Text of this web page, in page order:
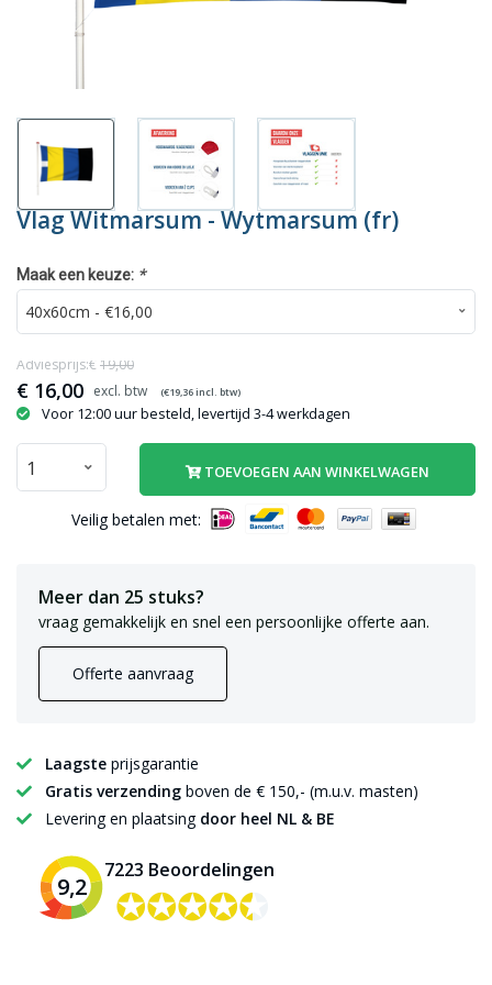
Vlag Witmarsum - Wytmarsum (fr)
Maak een keuze: *
€ 16,00 (€19,36incl. btw)
Adviesprijs:€ 19,00
Voor 12:00 uur besteld, levertijd 3-4 werkdagen
TOEVOEGEN AAN WINKELWAGEN
Veilig betalen met:
Meer dan 25 stuks?
vraag gemakkelijk en snel een persoonlijke offerte aan.
Offerte aanvraag
Laagste prijsgarantie
Gratis verzending boven de € 150,- (m.u.v. masten)
Levering en plaatsing door heel NL & BE
9,2
7223 Beoordelingen
✪✪✪✪✪
✪✪✪✪✪